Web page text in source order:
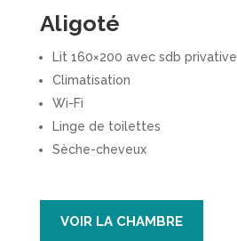
Aligoté
Lit 160×200 avec sdb privative
Climatisation
Wi-Fi
Linge de toilettes
Sèche-cheveux
VOIR LA CHAMBRE